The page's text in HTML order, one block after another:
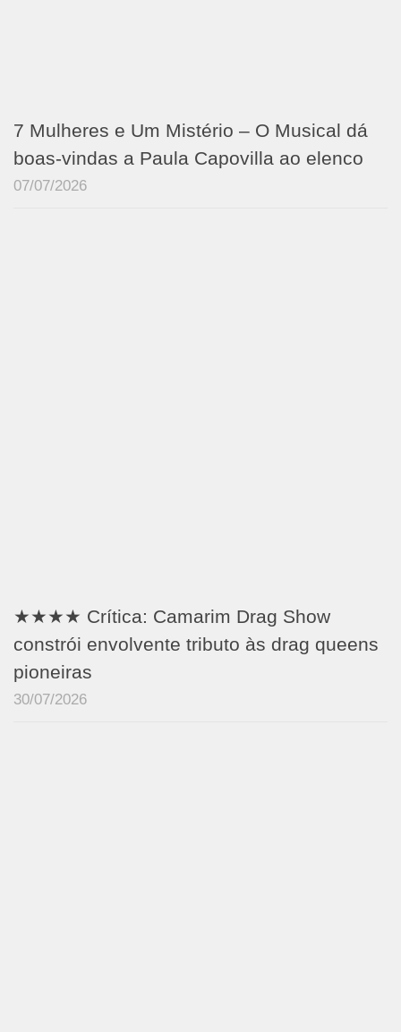
7 Mulheres e Um Mistério – O Musical dá
boas-vindas a Paula Capovilla ao elenco
07/07/2026
★★★★ Crítica: Camarim Drag Show
constrói envolvente tributo às drag queens
pioneiras
30/07/2026